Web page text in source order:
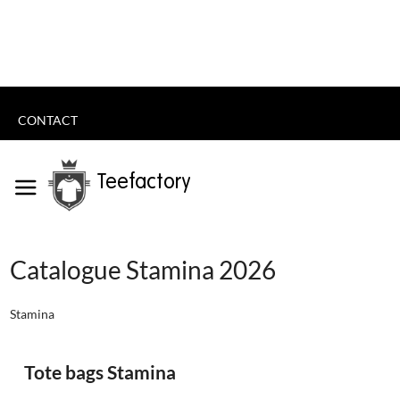
CONTACT
Teefactory
Catalogue Stamina 2026
Stamina
Tote bags Stamina